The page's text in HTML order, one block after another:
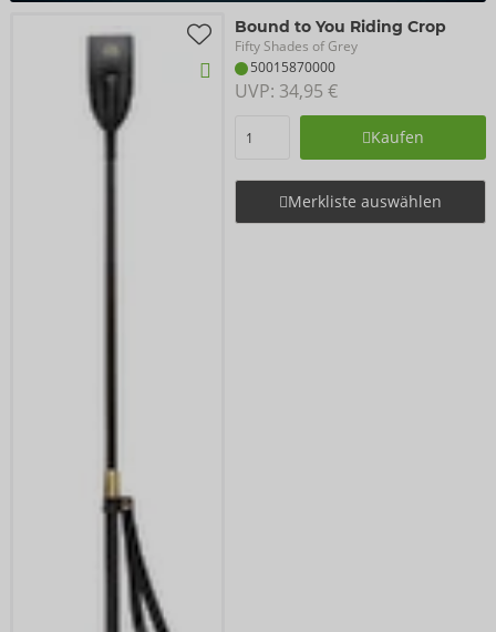
Bound to You Riding Crop
Fifty Shades of Grey
50015870000
UVP: 34,95 €
Kaufen
Merkliste auswählen